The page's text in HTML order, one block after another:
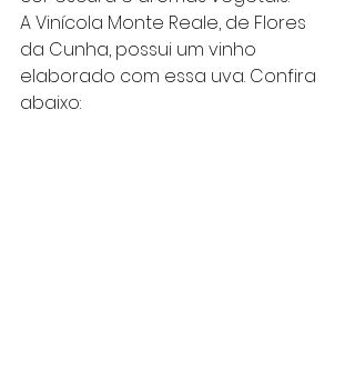
A Vinícola Monte Reale, de Flores
da Cunha, possui um vinho
elaborado com essa uva. Confira
abaixo: